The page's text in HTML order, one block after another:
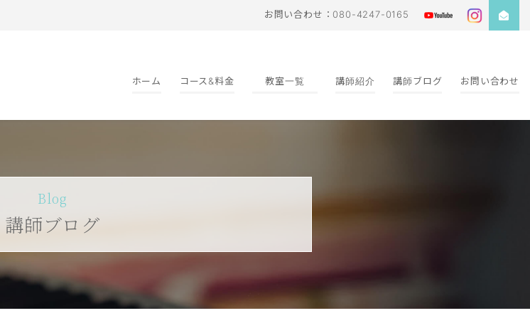
お問い合わせ：080-4247-0165
ホーム コース&料金 教室一覧 講師紹介 講師ブログ お問い合わせ
Blog
講師ブログ